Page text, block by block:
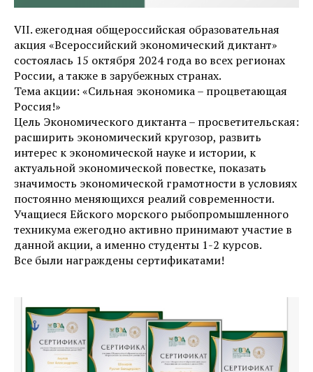
VII. ежегодная общероссийская образовательная
акция «Всероссийский экономический диктант»
состоялась 15 октября 2024 года во всех регионах
России, а также в зарубежных странах.
Тема акции: «Сильная экономика – процветающая
Россия!»
Цель Экономического диктанта – просветительская:
расширить экономический кругозор, развить
интерес к экономической науке и истории, к
актуальной экономической повестке, показать
значимость экономической грамотности в условиях
постоянно меняющихся реалий современности.
Учащиеся Ейского морского рыбопромышленного
техникума ежегодно активно принимают участие в
данной акции, а именно студенты 1-2 курсов.
Все были награждены сертификатами!